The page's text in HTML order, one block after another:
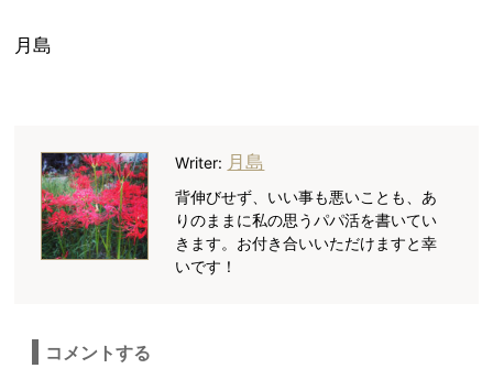
月島
Writer: 月島
背伸びせず、いい事も悪いことも、あ
りのままに私の思うパパ活を書いてい
きます。お付き合いいただけますと幸
いです！
コメントする